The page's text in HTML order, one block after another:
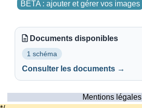
BETA : ajouter et gérer vos images
Documents disponibles
1 schéma
Consulter les documents →
Mentions légales